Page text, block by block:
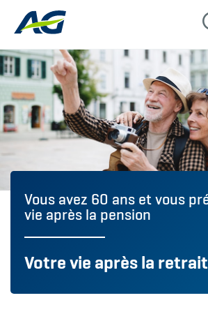
Vous avez 60 ans et vous
vie après la pension
Votre vie après la